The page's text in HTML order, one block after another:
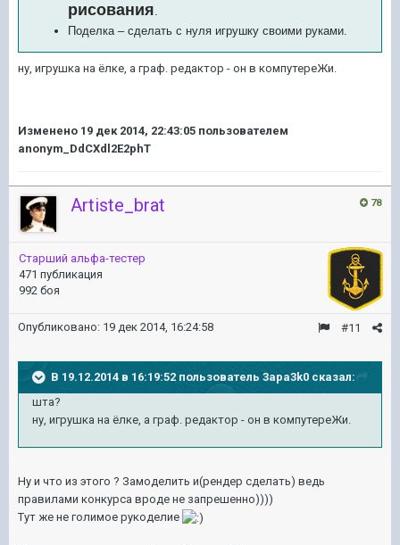
рисования.
Поделка – сделать с нуля игрушку своими руками.
ну, игрушка на ёлке, а граф. редактор - он в компутереЖи.
Изменено 19 дек 2014, 22:43:05 пользователем
anonym_DdCXdl2E2phT
78
Artiste_brat
Старший альфа-тестер
471 публикация
992 боя
#11
Опубликовано: 19 дек 2014, 16:24:58
В 19.12.2014 в 16:19:52 пользователь 3apa3k0 сказал:
шта?
ну, игрушка на ёлке, а граф. редактор - он в компутереЖи.
Ну и что из этого ? Замоделить и(рендер сделать) ведь
правилами конкурса вроде не запрешенно))))
Тут же не голимое рукоделие